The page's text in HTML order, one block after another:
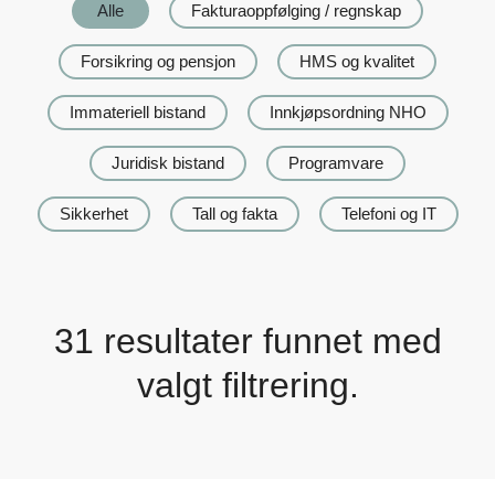
Alle Fakturaoppfølging / regnskap
Forsikring og pensjon HMS og kvalitet
Immateriell bistand Innkjøpsordning NHO
Juridisk bistand Programvare
Sikkerhet Tall og fakta Telefoni og IT
31 resultater funnet med
valgt filtrering.